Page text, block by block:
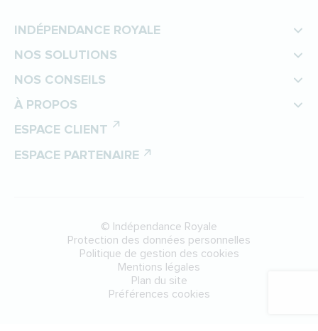
INDÉPENDANCE ROYALE
NOS SOLUTIONS
NOS CONSEILS
À PROPOS
ESPACE CLIENT
ESPACE PARTENAIRE
© Indépendance Royale
Protection des données personnelles
Politique de gestion des cookies
Mentions légales
Plan du site
Préférences cookies